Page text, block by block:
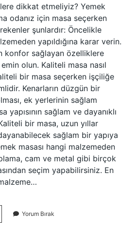
dikkat etmeliyiz? Yemek
odanız için masa seçerken
şunlardır: Öncelikle
yapıldığına karar verin.
konfor sağlayan özelliklere
olun. Kaliteli masa nasıl
bir masa seçerken işçiliğe
Kenarların düzgün bir
ek yerlerinin sağlam
yapısının sağlam ve dayanıklı
bir masa, uzun yıllar
sağlam bir yapıya
masası hangi malzemeden
cam ve metal gibi birçok
seçim yapabilirsiniz. En
Yorum Bırak